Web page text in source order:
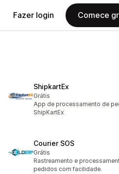
Fazer login Comece
ShipkartEx
Grátis
App de processamento de
ShipKartEx
Courier SOS
Grátis
Rastreamento e
pedidos com facilidade.